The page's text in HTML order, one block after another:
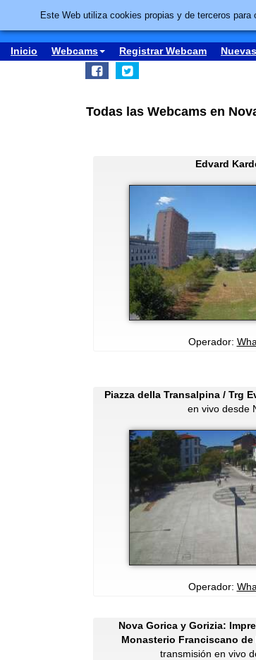
Inicio Webcams Registrar Webcam
Todas las Webcams en
Edvard
Operador:
Piazza della Transalpina / Trg
en vivo desde
Operador:
Nova Gorica y Gorizia:
Monasterio Franciscano
transmisión en vivo
Este Web utiliza cookies propias y de terceros